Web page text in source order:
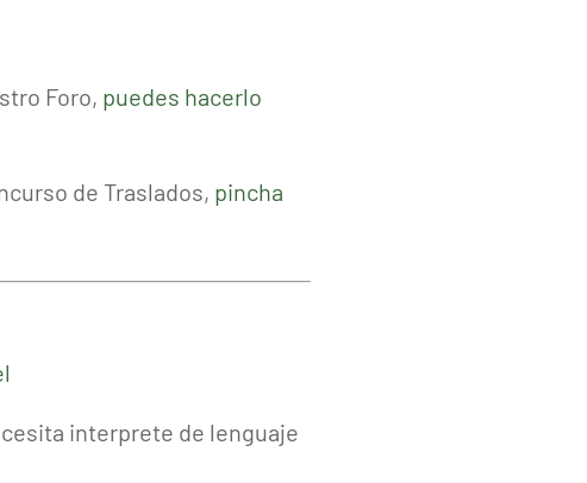
Foro, puedes hacerlo
de Traslados, pincha
interprete de lenguaje